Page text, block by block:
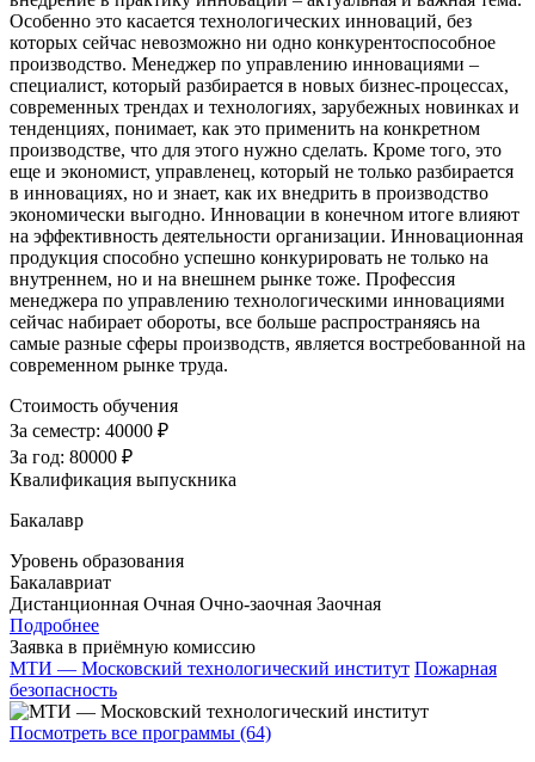
Особенно это касается технологических инноваций, без
которых сейчас невозможно ни одно конкурентоспособное
производство. Менеджер по управлению инновациями –
специалист, который разбирается в новых бизнес-процессах,
современных трендах и технологиях, зарубежных новинках и
тенденциях, понимает, как это применить на конкретном
производстве, что для этого нужно сделать. Кроме того, это
еще и экономист, управленец, который не только разбирается
в инновациях, но и знает, как их внедрить в производство
экономически выгодно. Инновации в конечном итоге влияют
на эффективность деятельности организации. Инновационная
продукция способно успешно конкурировать не только на
внутреннем, но и на внешнем рынке тоже. Профессия
менеджера по управлению технологическими инновациями
сейчас набирает обороты, все больше распространяясь на
самые разные сферы производств, является востребованной на
современном рынке труда.
Стоимость обучения
За семестр: 40000 ₽
За год: 80000 ₽
Квалификация выпускника
Бакалавр
Уровень образования
Бакалавриат
Дистанционная Очная Очно-заочная Заочная
Подробнее
Заявка в приёмную комиссию
МТИ — Московский технологический институт Пожарная
безопасность
Посмотреть все программы (64)